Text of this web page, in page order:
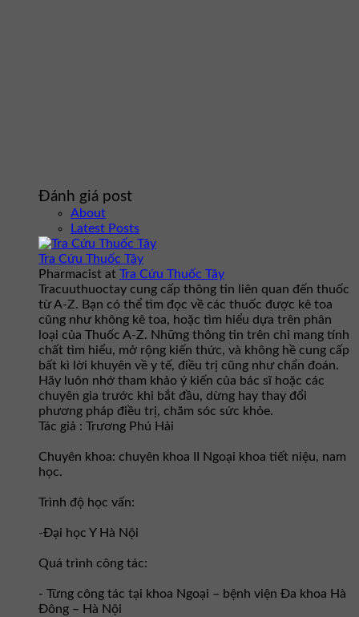
Đánh giá post
About
Latest Posts
Tra Cứu Thuốc Tây
Pharmacist at Tra Cứu Thuốc Tây
Tracuuthuoctay cung cấp thông tin liên quan đến thuốc
từ A-Z. Bạn có thể tìm đọc về các thuốc được kê toa
cũng như không kê toa, hoặc tìm hiểu dựa trên phân
loại của Thuốc A-Z. Những thông tin trên chỉ mang tính
chất tìm hiểu, mở rộng kiến thức, và không hề cung cấp
bất kì lời khuyên về y tế, điều trị cũng như chẩn đoán.
Hãy luôn nhớ tham khảo ý kiến của bác sĩ hoặc các
chuyên gia trước khi bắt đầu, dừng hay thay đổi
phương pháp điều trị, chăm sóc sức khỏe.
Tác giả : Trương Phú Hải
Chuyên khoa: chuyên khoa II Ngoại khoa tiết niệu, nam
học.
Trình độ học vấn:
-Đại học Y Hà Nội
Quá trình công tác:
- Từng công tác tại khoa Ngoại – bệnh viện Đa khoa Hà
Đông – Hà Nội